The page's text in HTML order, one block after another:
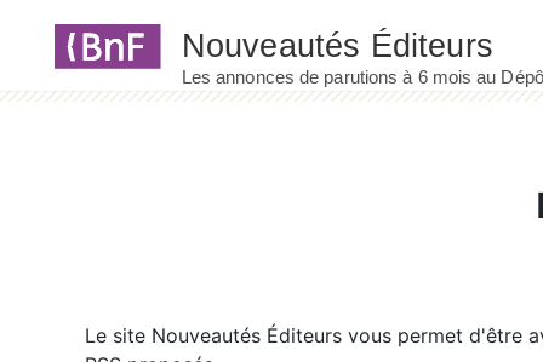
Le site Nouveautés Éditeurs vous permet d'être